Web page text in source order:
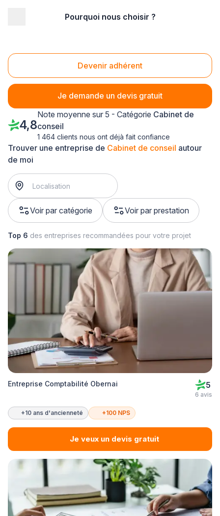
Pourquoi nous choisir ?
Devenir adhérent
Je demande un devis gratuit
Cabinet de conseil Alsace
Trouver une entreprise de Cabinet de conseil autour
de moi
Voir par catégorie Voir par prestation
4,8
Note moyenne sur 5 - Catégorie Cabinet de
conseil
1 464 clients nous ont déjà fait confiance
Top 6 des entreprises recommandées pour votre projet
Entreprise Comptabilité Obernai 5
6 avis
+10 ans d'ancienneté +100 NPS
Je veux un devis gratuit